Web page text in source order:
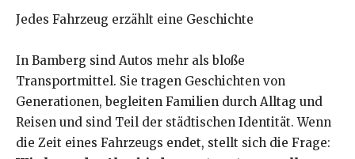
Jedes Fahrzeug erzählt eine Geschichte
In Bamberg sind Autos mehr als bloße
Transportmittel. Sie tragen Geschichten von
Generationen, begleiten Familien durch Alltag und
Reisen und sind Teil der städtischen Identität. Wenn
die Zeit eines Fahrzeugs endet, stellt sich die Frage: